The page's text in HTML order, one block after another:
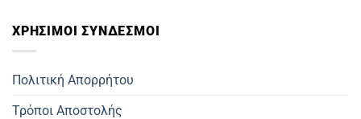
ΧΡΗΣΙΜOΙ ΣΥΝΔΕΣΜΟΙ
Πολιτική Απορρήτου
Τρόποι Αποστολής